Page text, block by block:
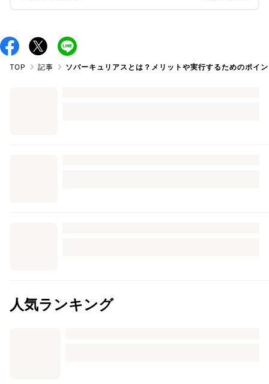
TOP 記事 ソバーキュリアスとは？メリットや実行するためのポイ
人気ランキング